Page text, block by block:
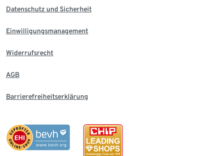
Datenschutz und Sicherheit
Einwilligungsmanagement
Widerrufsrecht
AGB
Barrierefreiheitserklärung